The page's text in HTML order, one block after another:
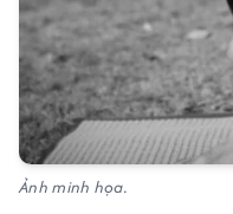
Ảnh minh họa.